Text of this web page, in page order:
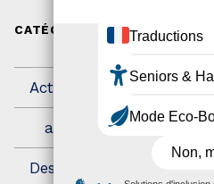
CATÉGORIES
Actualités (200)
actualités(21)
Destination Pour Tous